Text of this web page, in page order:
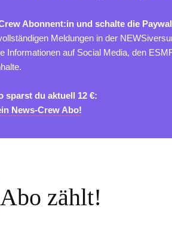
Abonnent:in und schalte die
Meldungen in der
Informationen auf Social Media, den
sparst du aktuell 12 €:
News-Crew Abo!
Abo zählt!